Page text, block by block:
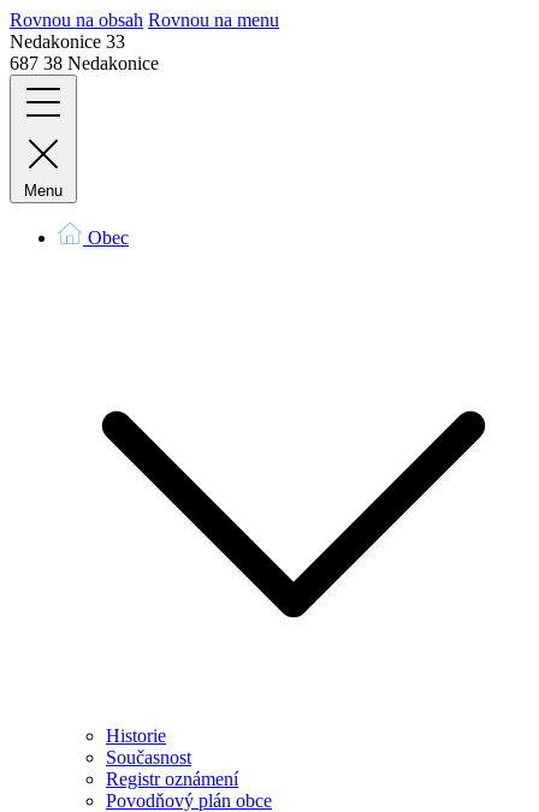
Rovnou na obsah Rovnou na menu
Nedakonice 33
687 38 Nedakonice
Menu
Obec
Historie
Současnost
Registr oznámení
Povodňový plán obce